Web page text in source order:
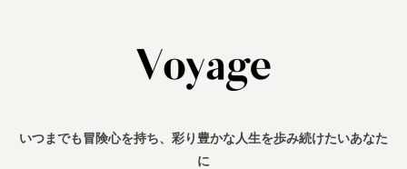
いつまでも冒険心を持ち、彩り豊かな人生を歩み続けたいあなた
に